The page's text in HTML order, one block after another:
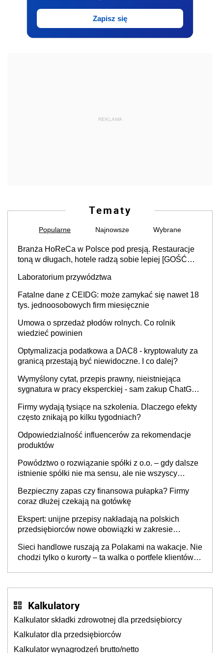
Zapisz się
REKLAMA
Tematy
Popularne Najnowsze Wybrane
Branża HoReCa w Polsce pod presją. Restauracje
toną w długach, hotele radzą sobie lepiej [GOŚĆ
Laboratorium przywództwa
Fatalne dane z CEIDG: może zamykać się nawet 18
tys. jednoosobowych firm miesięcznie
Umowa o sprzedaż płodów rolnych. Co rolnik
wiedzieć powinien
Optymalizacja podatkowa a DAC8 - kryptowaluty za
granicą przestają być niewidoczne. I co dalej?
Wymyślony cytat, przepis prawny, nieistniejąca
sygnatura w pracy eksperckiej - sam zakup ChatGPT
Firmy wydają tysiące na szkolenia. Dlaczego efekty
często znikają po kilku tygodniach?
Odpowiedzialność influencerów za rekomendacje
produktów
Powództwo o rozwiązanie spółki z o.o. – gdy dalsze
istnienie spółki nie ma sensu, ale nie wszyscy
Bezpieczny zapas czy finansowa pułapka? Firmy
coraz dłużej czekają na gotówkę
Ekspert: unijne przepisy nakładają na polskich
przedsiębiorców nowe obowiązki w zakresie
Sieci handlowe ruszają za Polakami na wakacje. Nie
chodzi tylko o kurorty – ta walka o portfele klientów
Kalkulatory
Kalkulator składki zdrowotnej dla przedsiębiorcy
Kalkulator dla przedsiębiorców
Kalkulator wynagrodzeń brutto/netto